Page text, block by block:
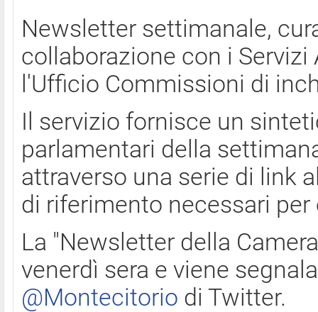
Newsletter settimanale,
collaborazione con i
l'Ufficio Commissioni di
Il servizio fornisce un
parlamentari della
attraverso una serie di link
di riferimento necessari
La "Newsletter della
venerdì sera e viene
@Montecitorio di Twitter.